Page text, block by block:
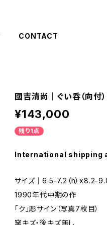
CONTACT
國吉清尚｜ぐい呑（向付）
¥143,000
残り1点
International shipping
サイズ｜6.5-7.2（h）x8.2-
1990年代中期の作
「ク」彫サイン（写真7枚目）
窯キズ・後キズ無し